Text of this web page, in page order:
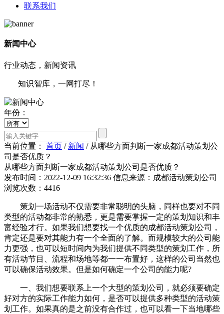
联系我们
新闻中心
行业动态，新闻资讯
知识智库，一网打尽！
年份：
当前位置： 首页 / 新闻 / 从哪些方面判断一家成都活动策划公
司是否优质？
从哪些方面判断一家成都活动策划公司是否优质？
发布时间：2022-12-09 16:32:36 信息来源：成都活动策划公司
浏览次数：4416
策划一场活动不仅需要非常聪明的头脑，同样也要对不同
类型的活动都非常的熟悉，更是需要掌握一定的策划知识和丰
富经验才行。如果我们想要找一个优质的成都活动策划公司，
肯定还是要对其能力有一个全面的了解。而规模较大的公司能
力更强，也可以短时间内为我们提供不同类型的策划工作，所
有活动节目、流程和场地等都一一布置好，这样的公司当然也
可以确保活动效果。但是如何确定一个公司的能力呢?
一、我们想要联系上一个大型的策划公司，就必须要确定
好对方的实际工作能力如何，是否可以提供多种类型的活动策
划工作。如果真的是之前没有合作过，也可以看一下当地哪些